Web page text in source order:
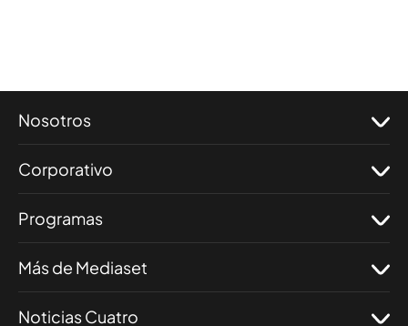
Nosotros
Corporativo
Programas
Más de Mediaset
Noticias Cuatro